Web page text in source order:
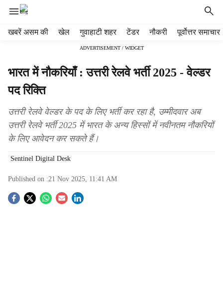
खबरें असम की खेल गुवाहाटी शहर टेंडर नौकरी पूर्वोत्तर समाचार
ADVERTISEMENT / WIDGET
भारत में नौकरियाँ : उत्तरी रेलवे भर्ती 2025 - वेल्डर
पद रिक्ति
उत्तरी रेलवे वेल्डर के पद के लिए भर्ती कर रहा है, उम्मीदवार अब
उत्तरी रेलवे भर्ती 2025 में भारत के अन्य हिस्सों में नवीनतम नौकरियों
के लिए आवेदन कर सकते हैं।
Sentinel Digital Desk
Published on :21 Nov 2025, 11:41 AM
S